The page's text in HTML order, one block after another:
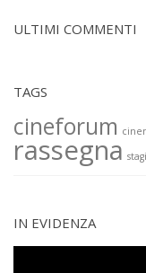
ULTIMI COMMENTI
TAGS
cineforum
rassegna
IN EVIDENZA